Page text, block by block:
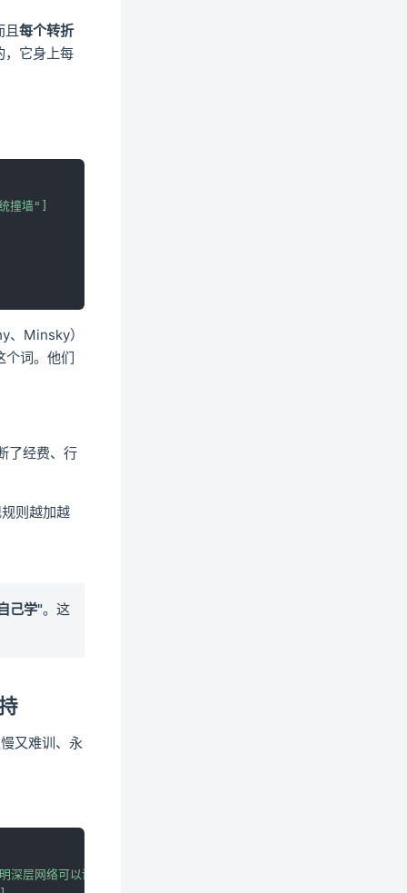
且每个转折
，它身上每
撞墙"]
、Minsky）
个词。他们
了经费、行
则越加越
己学"。这
又难训、永
层网络可以训练"]